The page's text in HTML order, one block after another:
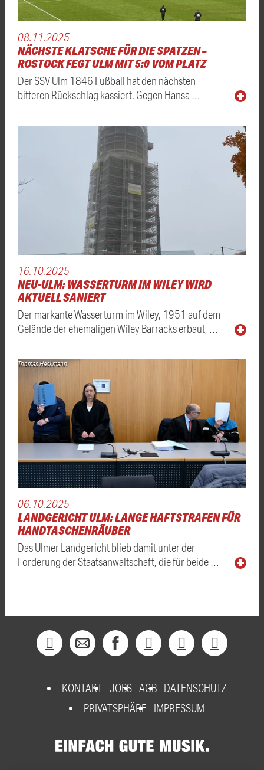
08.11.2025
NÄCHSTE KLATSCHE FÜR DIE SPATZEN –
ROSTOCK FEGT ULM MIT 5:0 VOM PLATZ
Der SSV Ulm 1846 Fußball hat den nächsten
bitteren Rückschlag kassiert. Gegen Hansa …
16.10.2025
NEU-ULM: WASSERTURM IM WILEY WIRD
AKTUELL SANIERT
Der markante Wasserturm im Wiley, 1951 auf dem
Gelände der ehemaligen Wiley Barracks erbaut, …
Thomas Heckmann
06.10.2025
LANDGERICHT ULM: LANGE HAFTSTRAFEN FÜR
HANDTASCHENRÄUBER
Das Ulmer Landgericht blieb damit unter der
Forderung der Staatsanwaltschaft, die für beide …
KONTAKT JOBS AGB DATENSCHUTZ
PRIVATSPHÄRE
IMPRESSUM